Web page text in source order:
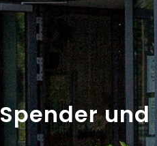
Spender und